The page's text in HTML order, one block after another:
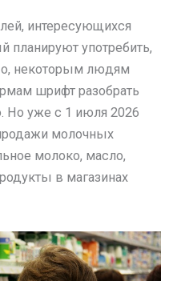
интересующихся
планируют употребить,
некоторым людям
шрифт разобрать
Но уже с 1 июля 2026
молочных
молоко, масло,
в магазинах